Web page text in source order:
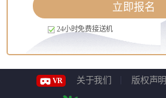
立即报名
24小时免费接送机
VR 关于我们 版权声明